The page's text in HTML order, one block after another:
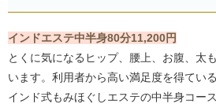
インドエステ中半身80分11,200円
とくに気になるヒップ、腰上、お腹、太
います。利用者から高い満足度を得てい
インド式もみほぐしエステの中半身コース